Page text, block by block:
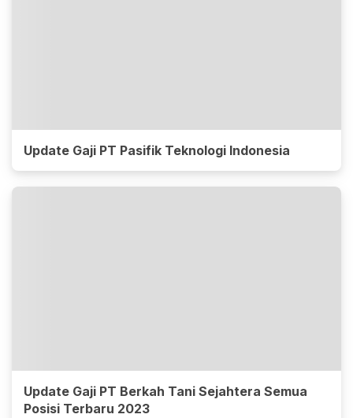
Update Gaji PT Pasifik Teknologi Indonesia
Update Gaji PT Berkah Tani Sejahtera Semua
Posisi Terbaru 2023